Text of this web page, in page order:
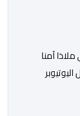
آمنا